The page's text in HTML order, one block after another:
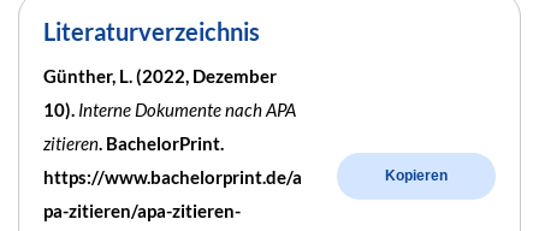
Literaturverzeichnis
Günther, L. (2022, Dezember
10). Interne Dokumente nach APA
zitieren. BachelorPrint.
https://www.bachelorprint.de/a
pa-zitieren/apa-zitieren-
Kopieren